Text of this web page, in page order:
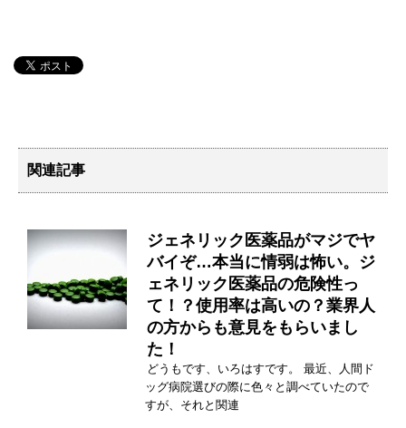
関連記事
ジェネリック医薬品がマジでヤ
バイぞ…本当に情弱は怖い。ジ
ェネリック医薬品の危険性っ
て！？使用率は高いの？業界人
の方からも意見をもらいまし
た！
どうもです、いろはすです。 最近、人間ド
ッグ病院選びの際に色々と調べていたので
すが、それと関連